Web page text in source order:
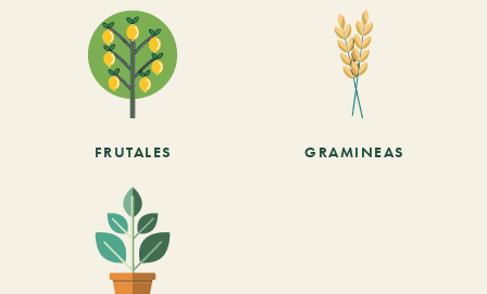
FRUTALES GRAMINEAS